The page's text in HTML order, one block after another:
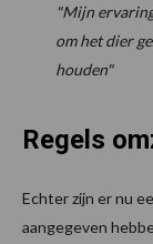
"Mijn
om het dier
houden"
Regels
Echter zijn er nu
aangegeven